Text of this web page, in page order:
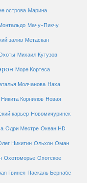
острова Марина
Мачу-Пикчу
залив Метаскан
Михаил Кутузов
Море Кортеса
Молчанова Наха
Никита Корнилов Новая
карьер Новомичуринск
Одри Местре Океан HD
Никитин Ольхон Оман
Охотоморье Охотское
Гвинея Паскаль Бернабе